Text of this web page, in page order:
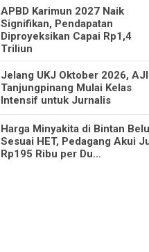
APBD Karimun 2027 Naik
Signifikan, Pendapatan
Diproyeksikan Capai Rp1,4
Triliun
Jelang UKJ Oktober 2026, AJI
Tanjungpinang Mulai Kelas
Intensif untuk Jurnalis
Harga Minyakita di Bintan
Sesuai HET, Pedagang Akui
Rp195 Ribu per Du…